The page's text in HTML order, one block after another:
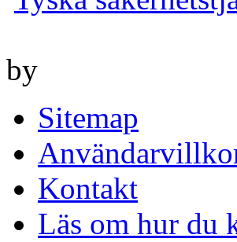
by
Sitemap
Kontakt
Läs om hur du